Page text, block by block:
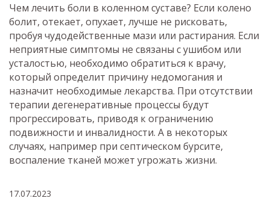
Чем лечить боли в коленном суставе? Если колено
болит, отекает, опухает, лучше не рисковать,
пробуя чудодейственные мази или растирания. Если
неприятные симптомы не связаны с ушибом или
усталостью, необходимо обратиться к врачу,
который определит причину недомогания и
назначит необходимые лекарства. При отсутствии
терапии дегенеративные процессы будут
прогрессировать, приводя к ограничению
подвижности и инвалидности. А в некоторых
случаях, например при септическом бурсите,
воспаление тканей может угрожать жизни.
17.07.2023